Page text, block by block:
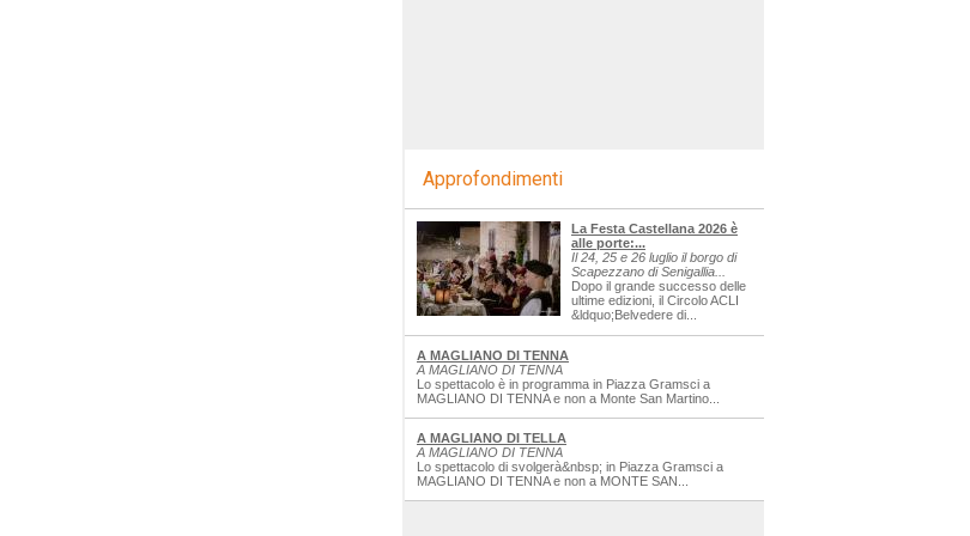
Approfondimenti
La Festa Castellana 2026 è
alle porte:...
Il 24, 25 e 26 luglio il borgo di
Scapezzano di Senigallia...
Dopo il grande successo delle
ultime edizioni, il Circolo ACLI
&ldquo;Belvedere di...
A MAGLIANO DI TENNA
A MAGLIANO DI TENNA
Lo spettacolo è in programma in Piazza Gramsci a
MAGLIANO DI TENNA e non a Monte San Martino...
A MAGLIANO DI TELLA
A MAGLIANO DI TENNA
Lo spettacolo di svolgerà&nbsp; in Piazza Gramsci a
MAGLIANO DI TENNA e non a MONTE SAN...